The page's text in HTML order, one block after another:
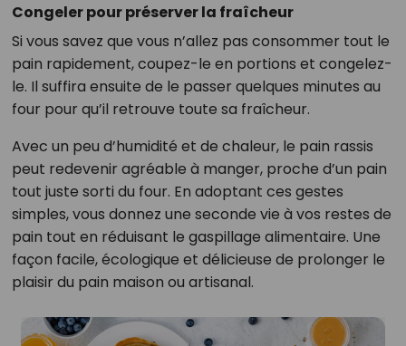
Congeler pour préserver la fraîcheur
Si vous savez que vous n’allez pas consommer tout le
pain rapidement, coupez-le en portions et congelez-
le. Il suffira ensuite de le passer quelques minutes au
four pour qu’il retrouve toute sa fraîcheur.
Avec un peu d’humidité et de chaleur, le pain rassis
peut redevenir agréable à manger, proche d’un pain
tout juste sorti du four. En adoptant ces gestes
simples, vous donnez une seconde vie à vos restes de
pain tout en réduisant le gaspillage alimentaire. Une
façon facile, écologique et délicieuse de prolonger le
plaisir du pain maison ou artisanal.